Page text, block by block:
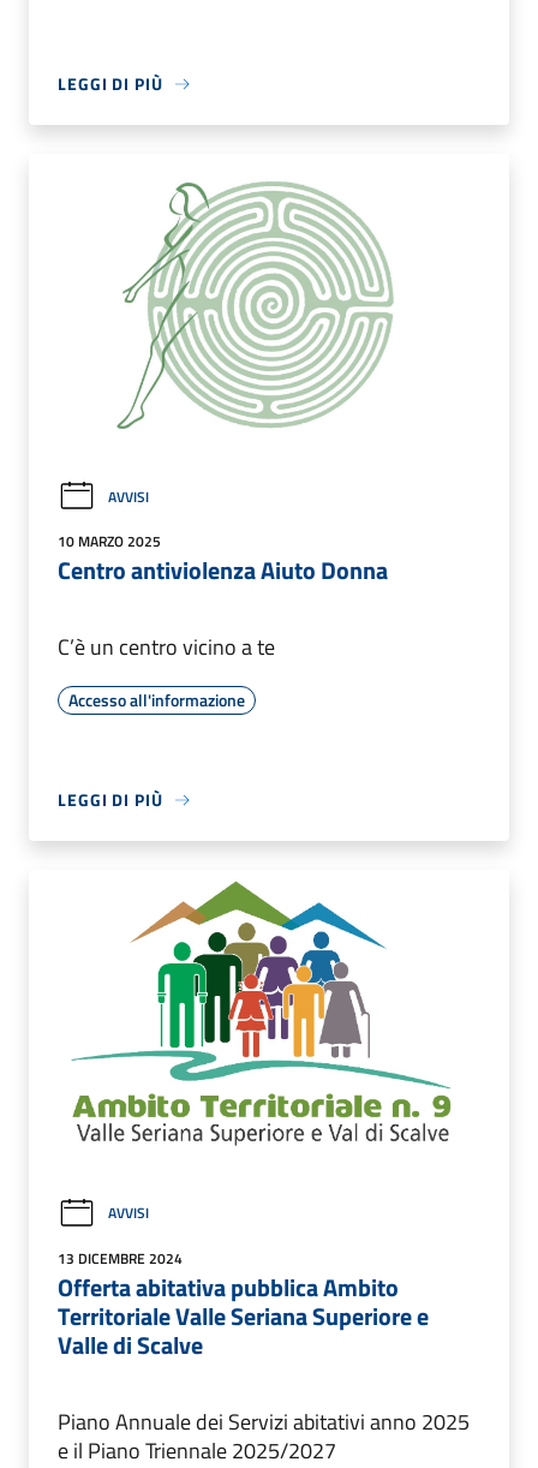
LEGGI DI PIÙ
AVVISI
10 MARZO 2025
Centro antiviolenza Aiuto Donna
C’è un centro vicino a te
Accesso all'informazione
LEGGI DI PIÙ
AVVISI
13 DICEMBRE 2024
Offerta abitativa pubblica Ambito
Territoriale Valle Seriana Superiore e
Valle di Scalve
Piano Annuale dei Servizi abitativi anno 2025
e il Piano Triennale 2025/2027